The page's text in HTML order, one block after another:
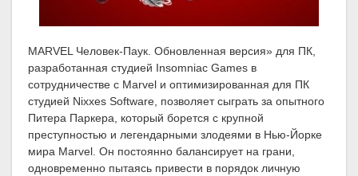
MARVEL Человек-Паук. Обновленная версия» для ПК,
разработанная студией Insomniac Games в
сотрудничестве с Marvel и оптимизированная для ПК
студией Nixxes Software, позволяет сыграть за опытного
Питера Паркера, который борется с крупной
преступностью и легендарными злодеями в Нью-Йорке
мира Marvel. Он постоянно балансирует на грани,
одновременно пытаясь привести в порядок личную